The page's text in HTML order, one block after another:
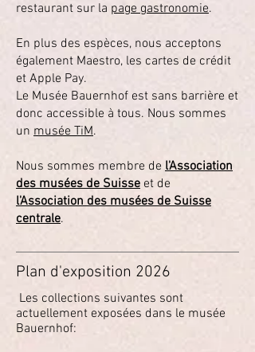
restaurant sur la page gastronomie.
En plus des espèces, nous acceptons
également Maestro, les cartes de crédit
et Apple Pay.
Le Musée Bauernhof est sans barrière et
donc accessible à tous. Nous sommes
un musée TiM.
Nous sommes membre de l'Association
des musées de Suisse et de
l'Association des musées de Suisse
centrale.
Plan d'exposition 2026
Les collections suivantes sont
actuellement exposées dans le musée
Bauernhof: